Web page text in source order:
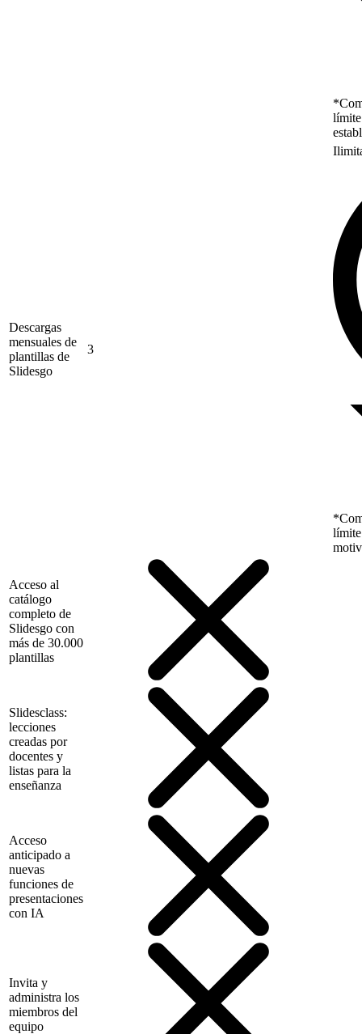
Descargas
mensuales de
plantillas de
Slidesgo
3
límite
Acceso al
catálogo
completo de
Slidesgo con
más de 30.000
plantillas
Slidesclass:
lecciones
creadas por
docentes y
listas para la
enseñanza
Acceso
anticipado a
nuevas
funciones de
presentaciones
con IA
Invita y
administra los
miembros del
equipo